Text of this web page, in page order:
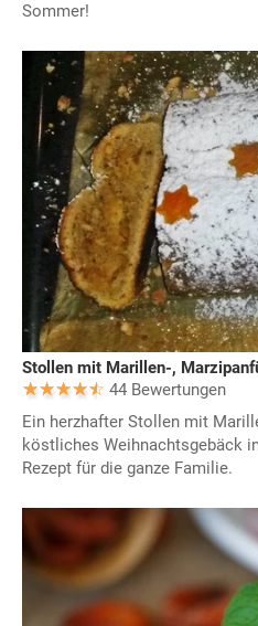
Sommer!
Stollen mit Marillen-,
44 Bewertungen
Ein herzhafter Stollen mit
köstliches Weihnachtsgebäck
Rezept für die ganze Familie.